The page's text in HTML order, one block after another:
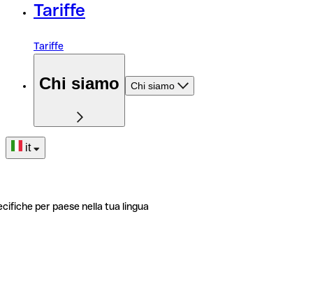
Tariffe
Tariffe
Chi siamo Chi siamo
it
per paese nella tua lingua